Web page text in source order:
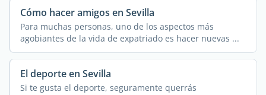
Cómo hacer amigos en Sevilla
Para muchas personas, uno de los aspectos más
agobiantes de la vida de expatriado es hacer nuevas ...
El deporte en Sevilla
Si te gusta el deporte, seguramente querrás